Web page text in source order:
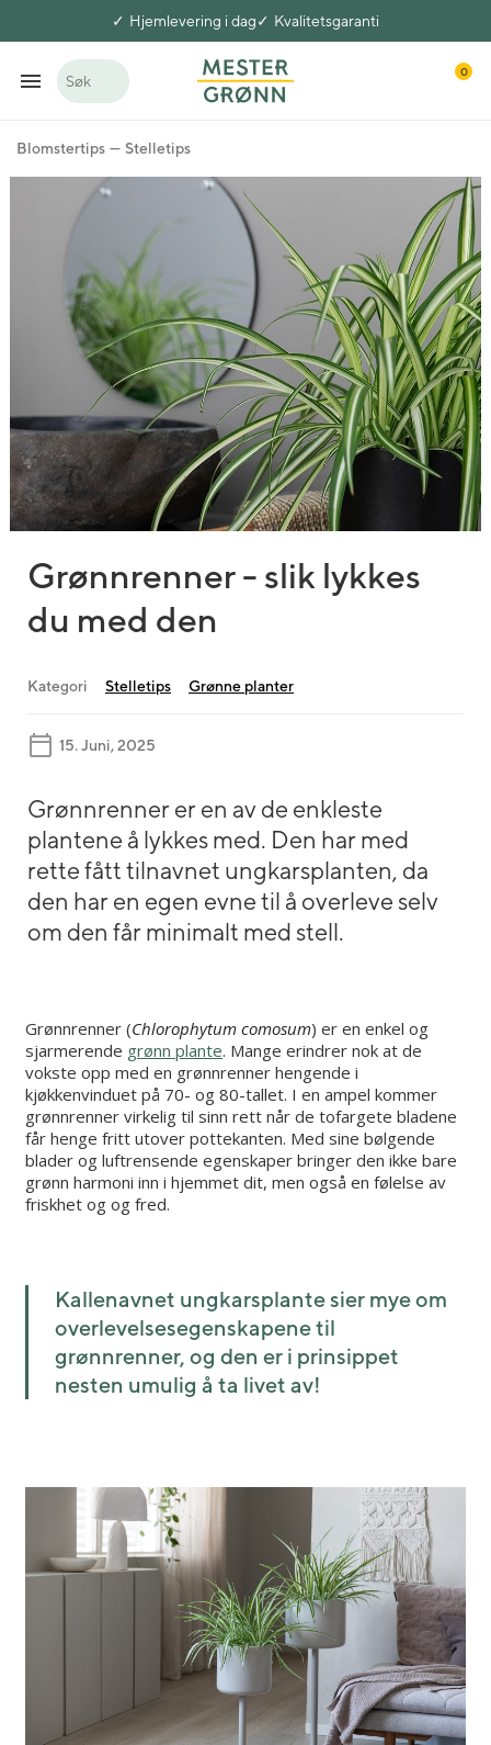
Hjemlevering i dag Kvalitetsgaranti
Søk
0
Blomstertips Stelletips
Grønnrenner - slik lykkes
du med den
15. Juni, 2025
Kategori Stelletips Grønne planter
Grønnrenner er en av de enkleste
plantene å lykkes med. Den har med
rette fått tilnavnet ungkarsplanten, da
den har en egen evne til å overleve selv
om den får minimalt med stell.
Grønnrenner (Chlorophytum comosum) er en enkel og
sjarmerende grønn plante. Mange erindrer nok at de
vokste opp med en grønnrenner hengende i
kjøkkenvinduet på 70- og 80-tallet. I en ampel kommer
grønnrenner virkelig til sinn rett når de tofargete bladene
får henge fritt utover pottekanten. Med sine bølgende
blader og luftrensende egenskaper bringer den ikke bare
grønn harmoni inn i hjemmet dit, men også en følelse av
friskhet og og fred.
Kallenavnet ungkarsplante sier mye om
overlevelsesegenskapene til
grønnrenner, og den er i prinsippet
nesten umulig å ta livet av!